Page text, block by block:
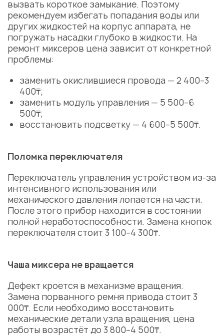
вызвать короткое замыкание. Поэтому
рекомендуем избегать попадания воды или
других жидкостей на корпус аппарата, не
погружать насадки глубоко в жидкости. На
ремонт миксеров цена зависит от конкретной
проблемы:
заменить окислившиеся провода — 2 400–3
400₸;
заменить модуль управления — 5 500–6
500₸;
восстановить подсветку — 4 600–5 500₸.
Поломка переключателя
Переключатель управления устройством из-за
интенсивного использования или
механического давления лопается на части.
После этого прибор находится в состоянии
полной неработоспособности. Замена кнопок
переключателя стоит 3 100–4 300₸.
Чаша миксера не вращается
Дефект кроется в механизме вращения.
Замена порванного ремня привода стоит 3
000₸. Если необходимо восстановить
механические детали узла вращения, цена
работы возрастёт до 3 800–4 500₸.